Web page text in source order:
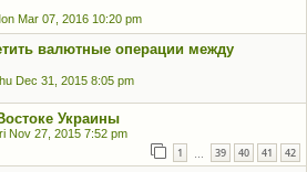
Mar 07, 2016 10:20 pm
валютные операции между
Dec 31, 2015 8:05 pm
Украины
Nov 27, 2015 7:52 pm
1 39 40 41 42